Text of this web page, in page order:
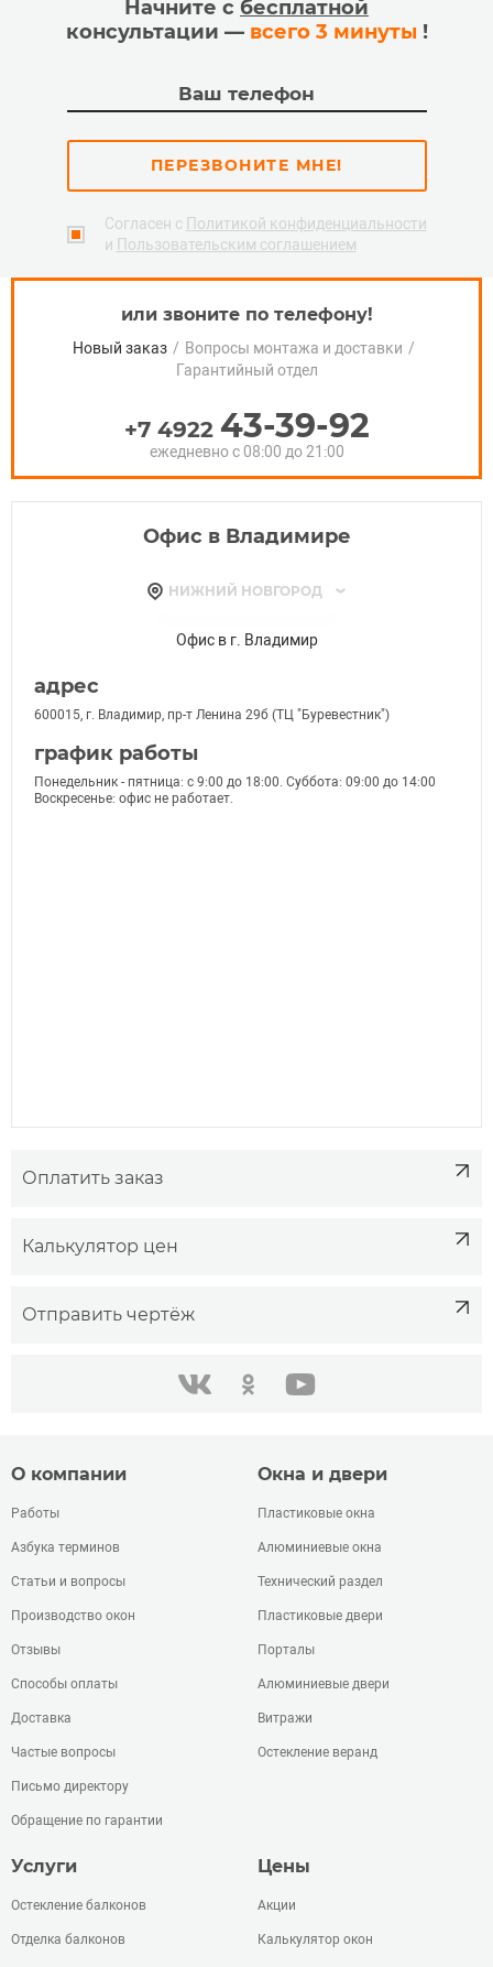
Начните с бесплатной
консультации — всего 3 минуты!
ПЕРЕЗВОНИТЕ МНЕ!
Согласен с Политикой конфиденциальности
и Пользовательским соглашением
или звоните по телефону!
Новый заказ / Вопросы монтажа и доставки /
Гарантийный отдел
+7 4922 43-39-92
ежедневно с 08:00 до 21:00
Офис в Владимире
НИЖНИЙ НОВГОРОД
МУРОМ
ИВАНОВО
НИЖНИЙ НОВГОРОД
БОР
САРОВ
ПАВЛОВО
КСТОВО
ЗАВОЛЖЬЕ
ДЗЕРЖИНСК
ВЫКСА
ВОРСМА
БОГОРОДСК
БАЛАХНА
АРЗАМАС
Офис в г. Владимир
адрес
600015, г. Владимир, пр-т Ленина 29б (ТЦ "Буревестник")
график работы
Понедельник - пятница: с 9:00 до 18:00. Суббота: 09:00 до 14:00
Воскресенье: офис не работает.
Оплатить заказ
Калькулятор цен
Отправить чертёж
в контакте одноклассники youtube
О компании
Работы
Азбука терминов
Статьи и вопросы
Производство окон
Отзывы
Способы оплаты
Доставка
Частые вопросы
Письмо директору
Обращение по гарантии
Окна и двери
Пластиковые окна
Алюминиевые окна
Технический раздел
Пластиковые двери
Порталы
Алюминиевые двери
Витражи
Остекление веранд
Услуги
Остекление балконов
Отделка балконов
Цены
Акции
Калькулятор окон